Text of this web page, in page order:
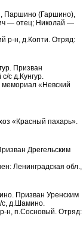
Паршино (Гаршино),
— отец; Николай —
р-н, д.Копти. Отряд:
Призван
с д.Кунгур.
мемориал «Невский
«Красный пахарь».
Дрегельским
Ленинградская обл.,
Призван Уренским
с, д.Шамино.
р-н, п.Сосновый. Отряд: